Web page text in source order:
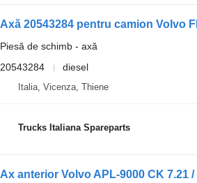
Axă 20543284 pentru camion Volvo
Piesă de schimb - axă
20543284
diesel
Italia, Vicenza, Thiene
Trucks Italiana Spareparts